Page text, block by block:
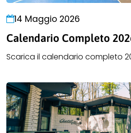
14 Maggio 2026
Calendario Completo
Scarica il calendario completo